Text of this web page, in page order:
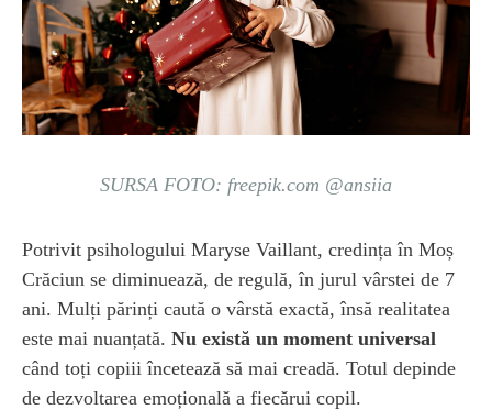
SURSA FOTO: freepik.com @ansiia
Potrivit psihologului Maryse Vaillant, credința în Moș
Crăciun se diminuează, de regulă, în jurul vârstei de 7
ani. Mulți părinți caută o vârstă exactă, însă realitatea
este mai nuanțată. Nu există un moment universal
când toți copiii încetează să mai creadă. Totul depinde
de dezvoltarea emoțională a fiecărui copil.